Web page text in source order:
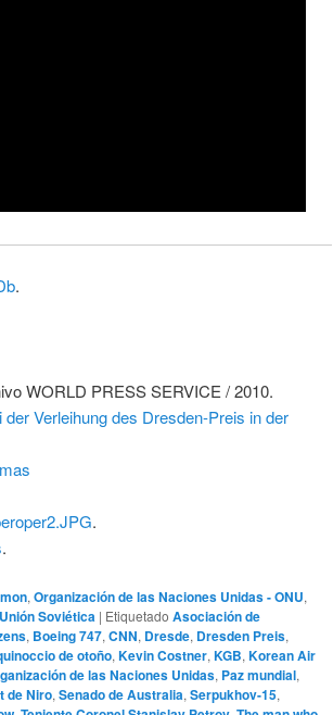
.
WORLD PRESS SERVICE / 2010.
Verleihung des Dresden-Preis in der
.
.
, Organización de las Naciones Unidas - ONU,
Unión Soviética | Etiquetado Asociación de
, Boeing 747, CNN, Dresde, Dresden Preis,
de otoño, Kevin Costner, KGB, Korean Air
de las Naciones Unidas, Paz mundial,
de Niro, Senado de Australia, Serpukhov-15,